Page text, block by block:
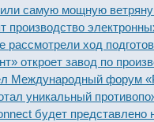
мощную ветряную
электронных
ход подготовки
завод по
форум
будет представлено на